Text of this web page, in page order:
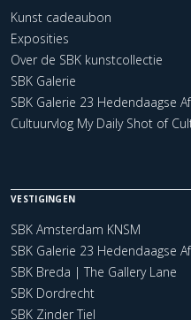
Kunst cadeaubon
Exposities
Over de SBK kunstcollectie
SBK Galerie
SBK Galerie 23 Hedendaagse
Cultuurvlog My Daily Shot of
VESTIGINGEN
SBK Amsterdam KNSM
SBK Galerie 23 Hedendaagse
SBK Breda | The Gallery Lane
SBK Dordrecht
SBK Zinder Tiel